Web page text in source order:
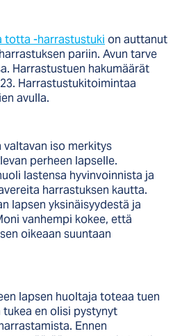
totta -harrastustuki on auttanut
pariin. Avun tarve
Harrastustuen hakumäärät
Harrastustukitoimintaa
avulla.
valtavan iso merkitys
perheen lapselle.
lastensa hyvinvoinnista ja
harrastuksen kautta.
lapsen yksinäisyydestä ja
vanhempi kokee, että
oikeaan suuntaan
lapsen huoltaja toteaa tuen
tukea en olisi pystynyt
Ennen